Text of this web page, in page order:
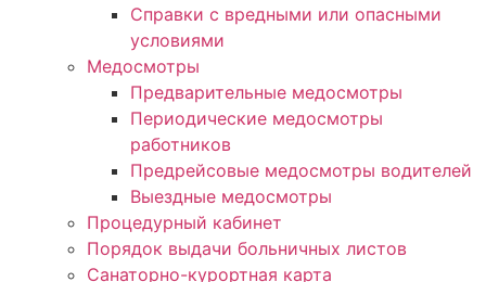
Справки с вредными или опасными
условиями
Медосмотры
Предварительные медосмотры
Периодические медосмотры
работников
Предрейсовые медосмотры водителей
Выездные медосмотры
Процедурный кабинет
Порядок выдачи больничных листов
Санаторно-курортная карта